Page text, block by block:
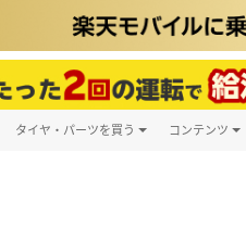
タイヤ・パーツを買う コンテンツ